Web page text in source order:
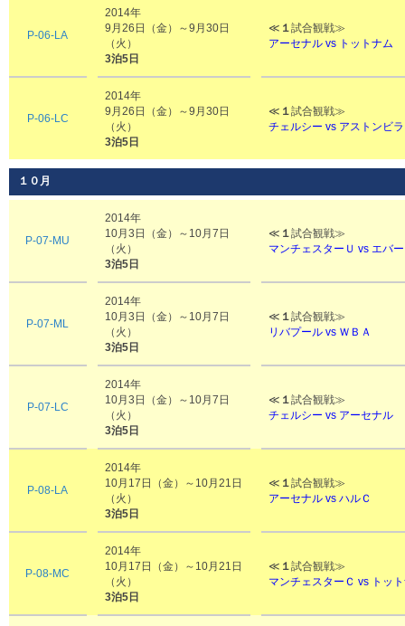
P-06-LA
2014年
9月26日（金）～9月30日
（火）
3泊5日
≪ １試合観戦≫
アーセナル vs トットナム
P-06-LC
2014年
9月26日（金）～9月30日
（火）
3泊5日
≪ １試合観戦≫
チェルシー vs アストンビラ
１０月
P-07-MU
2014年
10月3日（金）～10月7日
（火）
3泊5日
≪ １試合観戦≫
マンチェスターＵ vs エバ
P-07-ML
2014年
10月3日（金）～10月7日
（火）
3泊5日
≪ １試合観戦≫
リバプール vs ＷＢＡ
P-07-LC
2014年
10月3日（金）～10月7日
（火）
3泊5日
≪ １試合観戦≫
チェルシー vs アーセナル
P-08-LA
2014年
10月17日（金）～10月21日
（火）
3泊5日
≪ １試合観戦≫
アーセナル vs ハルＣ
P-08-MC
2014年
10月17日（金）～10月21日
（火）
3泊5日
≪ １試合観戦≫
マンチェスターＣ vs トッ